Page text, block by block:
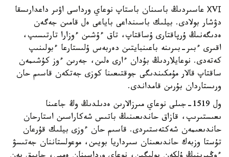
ХVІ عاسىردىڭ باسىنان باستاپ نوعاي ورداسى اۋىر داعدارىسقا
دۋشار بولادى. بيلىك باسىنداعى باياعى ەل قامىن جەگەن
ەدىگەنىڭ ۇرپاقتارى ۇساقتاپ، تاق ءۇشىن ءوزارا تارتىسىپ،
اقىرى ءبىر-بىرىنە باعىنبايتىن دەربەس ۇلىستارعا ءبولىنىپ
كەتەدى. نوعايلاردىڭ بۇدان ءارى ەلىن، جەرىن ءوز كۇشىمەن
ساقتاپ قالار مۇمكىندىگى جوقتىعىنا كوزى جەتكەن قاسىم حان
ورىستاردان بۇرىن قامداندى.
ول 1519-جىلى نوعاي مىرزالارىن ەدىلدىڭ وڭ جاعىنا
ىعىستىرىپ، قازاق حاندىعىنىڭ باتىس شەكاراسىن استارحان
حاندىعىمەن شەكتەستىردى. قاسىم حان ءوزى بيلىك قۇرعان
تۇستا وزبەك حاندىعىنان سىرداريا بويىن، موعولستاننان جەتىسۋ